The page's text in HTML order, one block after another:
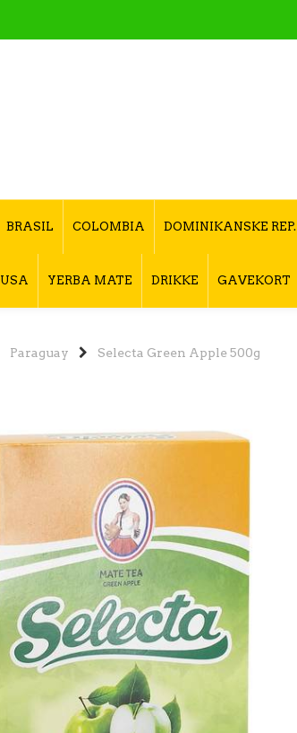
BRASIL COLOMBIA DOMINIKANSKE REP.
USA YERBA MATE DRIKKE GAVEKORT
Paraguay Selecta Green Apple 500g